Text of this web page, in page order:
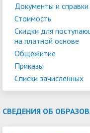
Документы и справки
Стоимость
Скидки для
на платной основе
Общежитие
Приказы
Списки зачисленных
СВЕДЕНИЯ ОБ